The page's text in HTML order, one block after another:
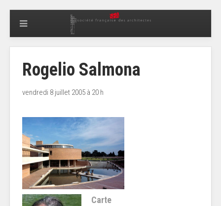
Rogelio Salmona
vendredi 8 juillet 2005 à 20 h
Carte